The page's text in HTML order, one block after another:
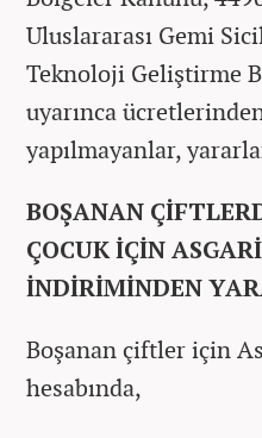
Uluslararası Gemi
Teknoloji Geliştirme
uyarınca
yapılmayanlar,
BOŞANAN
ÇOCUK İÇİN
İNDİRİMİNDEN
Boşanan çiftler için
hesabında,